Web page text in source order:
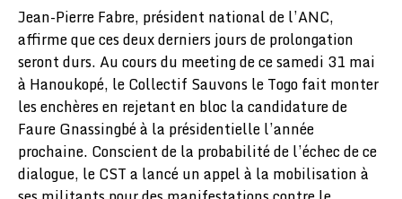
Jean-Pierre Fabre, président national de l’ANC,
affirme que ces deux derniers jours de prolongation
seront durs. Au cours du meeting de ce samedi 31 mai
à Hanoukopé, le Collectif Sauvons le Togo fait monter
les enchères en rejetant en bloc la candidature de
Faure Gnassingbé à la présidentielle l’année
prochaine. Conscient de la probabilité de l’échec de ce
dialogue, le CST a lancé un appel à la mobilisation à